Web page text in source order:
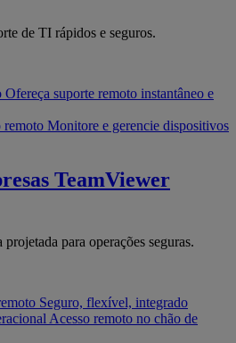
de TI rápidos e seguros.
Ofereça suporte remoto instantâneo e
remoto Monitore e gerencie dispositivos
TeamViewer
para operações seguras.
Seguro, flexível, integrado
Acesso remoto no chão de